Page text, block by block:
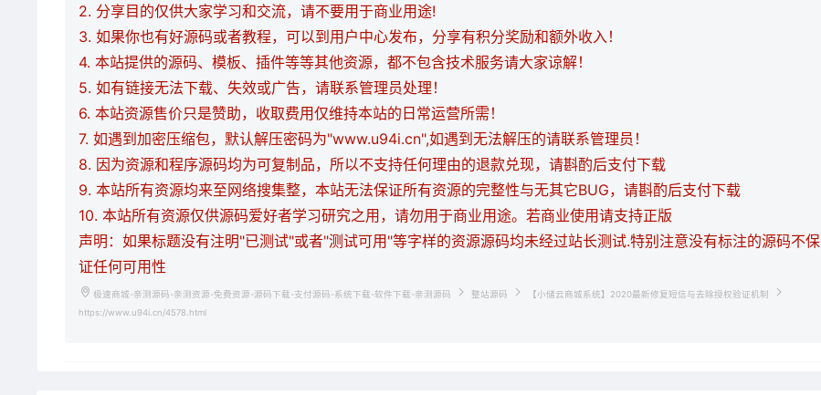
2. 分享目的仅供大家学习和交流，请不要用于商业用途!
3. 如果你也有好源码或者教程，可以到用户中心发布，分享有积分奖励和额外收入！
4. 本站提供的源码、模板、插件等等其他资源，都不包含技术服务请大家谅解！
5. 如有链接无法下载、失效或广告，请联系管理员处理！
6. 本站资源售价只是赞助，收取费用仅维持本站的日常运营所需！
7. 如遇到加密压缩包，默认解压密码为"www.u94i.cn",如遇到无法解压的请联系管理员！
8. 因为资源和程序源码均为可复制品，所以不支持任何理由的退款兑现，请斟酌后支付下载
9. 本站所有资源均来至网络搜集整，本站无法保证所有资源的完整性与无其它BUG，请斟酌后支付下载
10. 本站所有资源仅供源码爱好者学习研究之用，请勿用于商业用途。若商业使用请支持正版
声明：如果标题没有注明"已测试"或者"测试可用"等字样的资源源码均未经过站长测试.特别注意没有标注的源码不保
证任何可用性
极速商城-亲测源码-亲测资源-免费资源-源码下载-支付源码-系统下载-软件下载-亲测源码 整站源码
【小储云商城系统】2020最新修复短信与去除授权验证机制
https://www.u94i.cn/4578.html